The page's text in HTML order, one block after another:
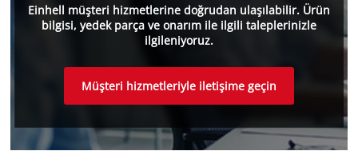
Einhell müşteri hizmetlerine doğrudan ulaşılabilir. Ürün
bilgisi, yedek parça ve onarım ile ilgili taleplerinizle
ilgileniyoruz.
Müşteri hizmetleriyle iletişime geçin